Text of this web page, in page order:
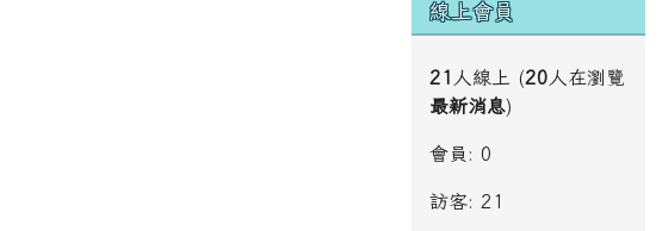
線上會員
21 人線上 (20 人在瀏覽
最新消息)
會員: 0
訪客: 21